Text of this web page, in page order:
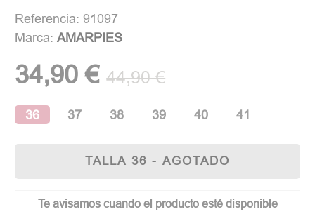
Referencia: 91097
Marca:AMARPIES
34,90 € 44,90 €
36 37 38 39 40 41
TALLA 36 - AGOTADO
Te avisamos cuando el producto esté disponible